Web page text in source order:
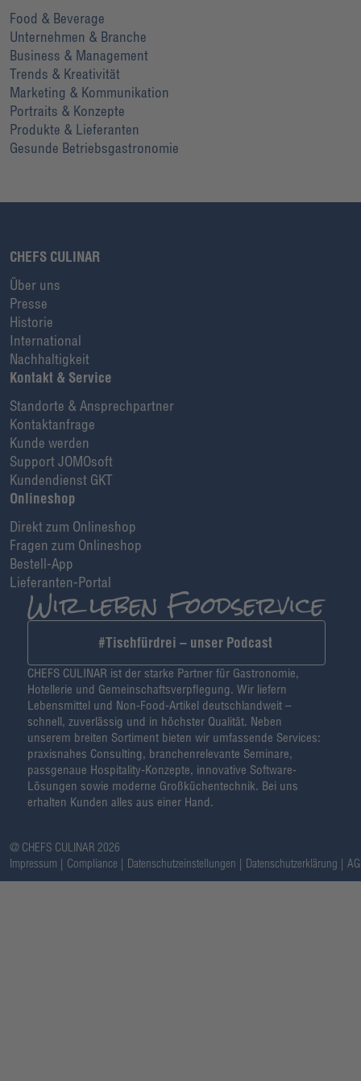
Food & Beverage
Unternehmen & Branche
Business & Management
Trends & Kreativität
Marketing & Kommunikation
Portraits & Konzepte
Produkte & Lieferanten
Gesunde Betriebsgastronomie
CHEFS CULINAR
Über uns
Presse
Historie
International
Nachhaltigkeit
Kontakt & Service
Standorte & Ansprechpartner
Kontaktanfrage
Kunde werden
Support JOMOsoft
Kundendienst GKT
Onlineshop
Direkt zum Onlineshop
Fragen zum Onlineshop
Bestell-App
Lieferanten-Portal
#Tischfürdrei – unser Podcast
CHEFS CULINAR ist der starke Partner für Gastronomie,
Hotellerie und Gemeinschaftsverpflegung. Wir liefern
Lebensmittel und Non-Food-Artikel deutschlandweit –
schnell, zuverlässig und in höchster Qualität. Neben
unserem breiten Sortiment bieten wir umfassende Services:
praxisnahes Consulting, branchenrelevante Seminare,
passgenaue Hospitality-Konzepte, innovative Software-
Lösungen sowie moderne Großküchentechnik. Bei uns
erhalten Kunden alles aus einer Hand.
@ CHEFS CULINAR 2026
Impressum
Compliance Datenschutzeinstellungen Datenschutzerklärung